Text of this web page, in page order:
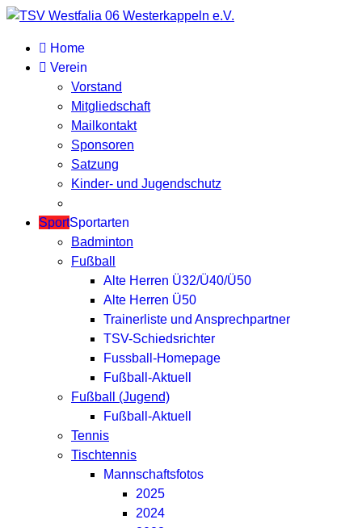
Home
Verein
Vorstand
Mitgliedschaft
Mailkontakt
Sponsoren
Satzung
Kinder- und Jugendschutz
SportSportarten
Badminton
Fußball
Alte Herren Ü32/Ü40/Ü50
Alte Herren Ü50
Trainerliste und Ansprechpartner
TSV-Schiedsrichter
Fussball-Homepage
Fußball-Aktuell
Fußball (Jugend)
Fußball-Aktuell
Tennis
Tischtennis
Mannschaftsfotos
2025
2024